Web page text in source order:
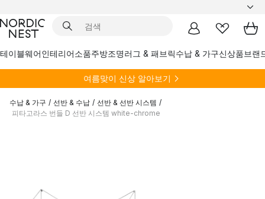
테이블웨어인테리어소품주방조명러그 & 패브릭수납 & 가구신상품브랜
여름맞이 신상 알아보기
수납 & 가구 / 선반 & 수납 / 선반 & 선반 시스템 /
피타고라스 번들 D 선반 시스템 white-chrome